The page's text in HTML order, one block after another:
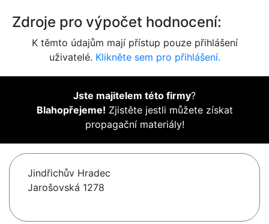
Zdroje pro výpočet hodnocení:
K těmto údajům mají přístup pouze přihlášení
uživatelé. Klikněte sem pro přihlášení.
Jste majitelem této firmy?
Blahopřejeme! Zjistěte jestli můžete získat
propagační materiály!
Jindřichův Hradec
Jarošovská 1278